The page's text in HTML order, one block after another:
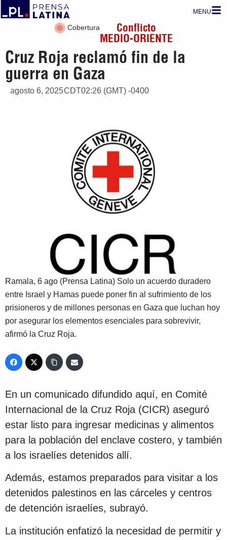
MENU
Cobertura
Conflicto
MEDIO-ORIENTE
Cruz Roja reclamó fin de la
guerra en Gaza
agosto 6, 2025CDT02:26 (GMT) -0400
Ramala, 6 ago (Prensa Latina) Solo un acuerdo duradero
entre Israel y Hamas puede poner fin al sufrimiento de los
prisioneros y de millones personas en Gaza que luchan hoy
por asegurar los elementos esenciales para sobrevivir,
afirmó la Cruz Roja.
En un comunicado difundido aquí, en Comité
Internacional de la Cruz Roja (CICR) aseguró
estar listo para ingresar medicinas y alimentos
para la población del enclave costero, y también
a los israelíes detenidos allí.
Además, estamos preparados para visitar a los
detenidos palestinos en las cárceles y centros
de detención israelíes, subrayó.
La institución enfatizó la necesidad de permitir y